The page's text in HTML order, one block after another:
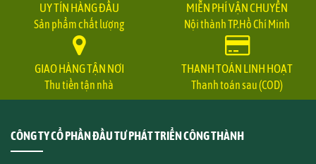
UY TÍN HÀNG ĐẦU
Sản phẩm chất lượng
MIỄN PHÍ VẬN CHUYỂN
Nội thành TP.Hồ Chí Minh
GIAO HÀNG TẬN NƠI
Thu tiền tận nhà
THANH TOÁN LINH HOẠT
Thanh toán sau (COD)
CÔNG TY CỔ PHẦN ĐẦU TƯ PHÁT TRIỂN CÔNG THÀNH